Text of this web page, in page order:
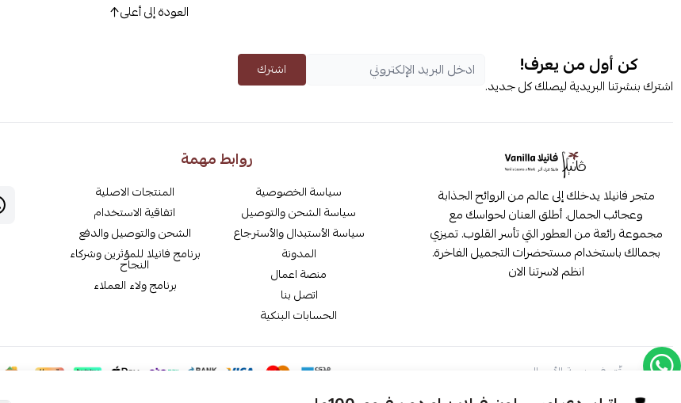
العودة إلى أعلى
كن أول من يعرف!
اشترك بنشرتنا البريدية ليصلك كل جديد.
اشترك
متجر فانيلا يدخلك إلى عالم من الروائح الجذابة
وعجائب الجمال. أطلق العنان لحواسك مع
مجموعة رائعة من العطور التي تأسر القلوب. تميزي
بجمالك باستخدام مستحضرات التجميل الفاخرة.
انظم لاسرتنا الان
روابط مهمة
سياسة الخصوصية
سياسة الشحن والتوصيل
سياسة الأستبدال والأسترجاع
المدونة
منصة اعمال
اتصل بنا
الحسابات البنكية
المنتجات الاصلية
اتفاقية الاستخدام
الشحن والتوصيل والدفع
برنامج فانيلا للمؤثرين وشركاء
النجاح
برنامج ولاء العملاء
موثّق في منصة الأعمال